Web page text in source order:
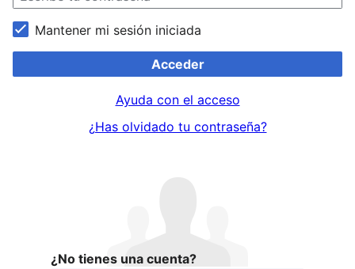
Mantener mi sesión iniciada
Acceder
Ayuda con el acceso
¿Has olvidado tu contraseña?
¿No tienes una cuenta?